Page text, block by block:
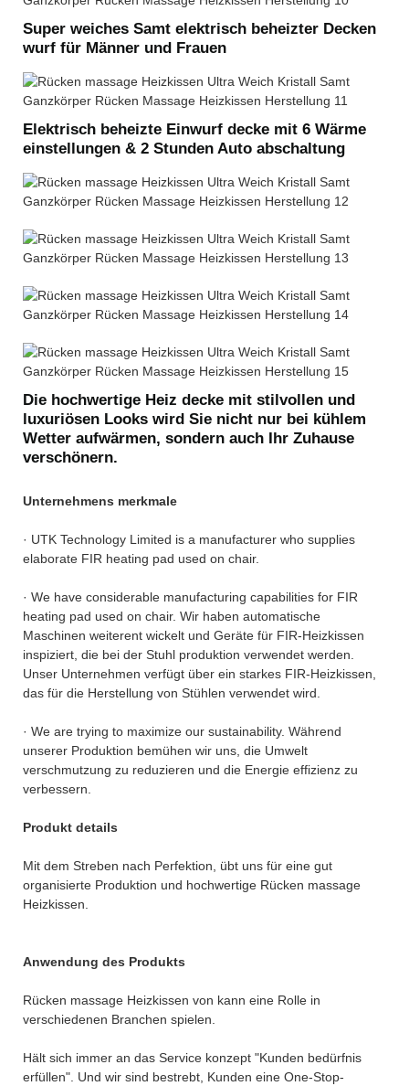
Super weiches Samt elektrisch beheizter Decken
wurf für Männer und Frauen
Elektrisch beheizte Einwurf decke mit 6 Wärme
einstellungen & 2 Stunden Auto abschaltung
Die hochwertige Heiz decke mit stilvollen und
luxuriösen Looks wird Sie nicht nur bei kühlem
Wetter aufwärmen, sondern auch Ihr Zuhause
verschönern.
Unternehmens merkmale
· UTK Technology Limited is a manufacturer who supplies
elaborate FIR heating pad used on chair.
· We have considerable manufacturing capabilities for FIR
heating pad used on chair. Wir haben automatische
Maschinen weiterent wickelt und Geräte für FIR-Heizkissen
inspiziert, die bei der Stuhl produktion verwendet werden.
Unser Unternehmen verfügt über ein starkes FIR-Heizkissen,
das für die Herstellung von Stühlen verwendet wird.
· We are trying to maximize our sustainability. Während
unserer Produktion bemühen wir uns, die Umwelt
verschmutzung zu reduzieren und die Energie effizienz zu
verbessern.
Produkt details
Mit dem Streben nach Perfektion, übt uns für eine gut
organisierte Produktion und hochwertige Rücken massage
Heizkissen.
Anwendung des Produkts
Rücken massage Heizkissen von kann eine Rolle in
verschiedenen Branchen spielen.
Hält sich immer an das Service konzept "Kunden bedürfnis
erfüllen". Und wir sind bestrebt, Kunden eine One-Stop-